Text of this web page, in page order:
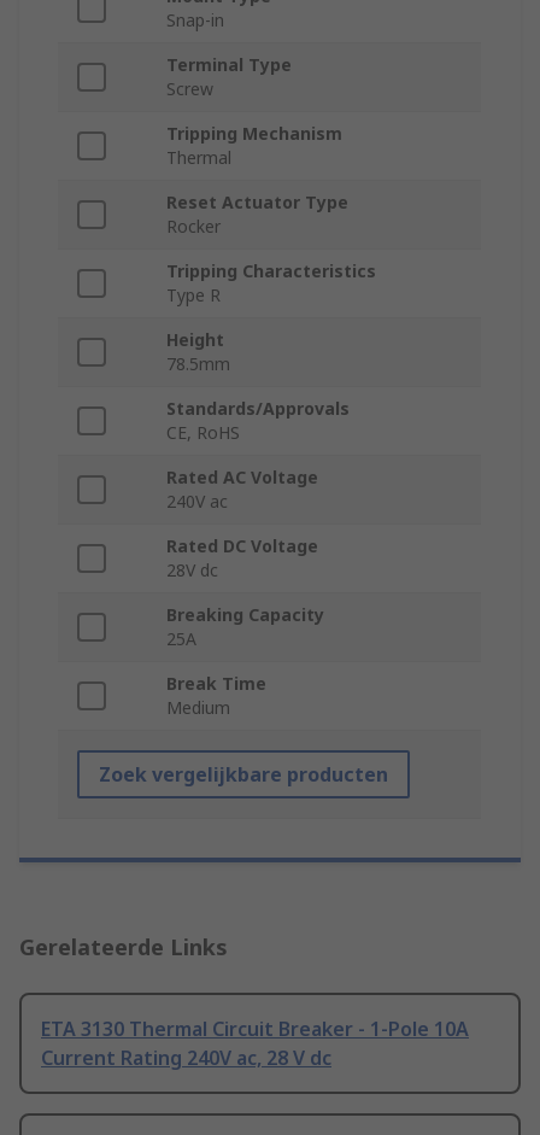
Snap-in
Terminal Type
Screw
Tripping Mechanism
Thermal
Reset Actuator Type
Rocker
Tripping Characteristics
Type R
Height
78.5mm
Standards/Approvals
CE, RoHS
Rated AC Voltage
240V ac
Rated DC Voltage
28V dc
Breaking Capacity
25A
Break Time
Medium
Zoek vergelijkbare producten
Gerelateerde Links
ETA 3130 Thermal Circuit Breaker - 1-Pole 10A
Current Rating 240V ac, 28 V dc